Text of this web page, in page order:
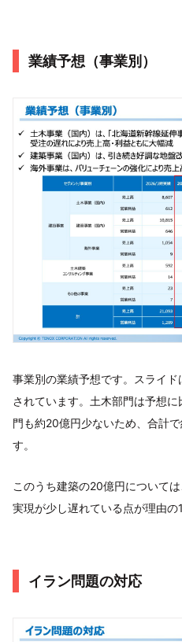
業績予想（事業別）
事業別の業績予想です。スライ
されています。土木部門は予想
門も約20億円少ないため、合計
す。
このうち建築の20億円について
実現が少し遅れている点が理由の
イラン問題の対応